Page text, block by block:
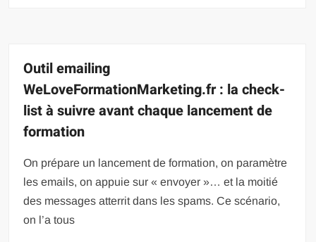
Outil emailing
WeLoveFormationMarketing.fr : la check-
list à suivre avant chaque lancement de
formation
On prépare un lancement de formation, on paramètre
les emails, on appuie sur « envoyer »… et la moitié
des messages atterrit dans les spams. Ce scénario,
on l’a tous